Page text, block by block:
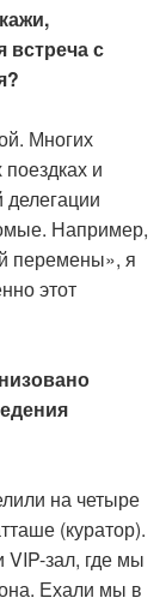
встреча с
Многих
и
делегации
Например,
перемены», я
этот
на четыре
(куратор).
зал, где мы
Ехали мы в